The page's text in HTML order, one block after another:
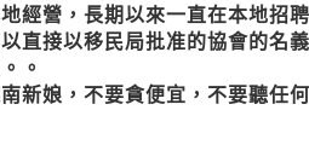
經營，長期以來一直在本地招
直接以移民局批准的協會的名
。
新娘 ，不要貪便宜，不要聽任